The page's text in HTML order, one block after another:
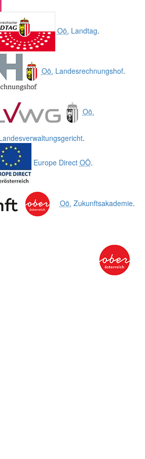
Oö. Landtag.
Oö. Landesrechnungshof.
Oö.
.
Europe Direct OÖ.
Oö. Zukunftsakademie.